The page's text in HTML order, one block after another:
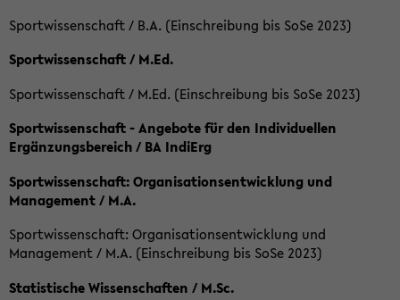
Sportwissenschaft / B.A. (Einschreibung bis SoSe 2023)
Sportwissenschaft / M.Ed.
Sportwissenschaft / M.Ed. (Einschreibung bis SoSe 2023)
Sportwissenschaft - Angebote für den Individuellen
Ergänzungsbereich / BA IndiErg
Sportwissenschaft: Organisationsentwicklung und
Management / M.A.
Sportwissenschaft: Organisationsentwicklung und
Management / M.A. (Einschreibung bis SoSe 2023)
Statistische Wissenschaften / M.Sc.